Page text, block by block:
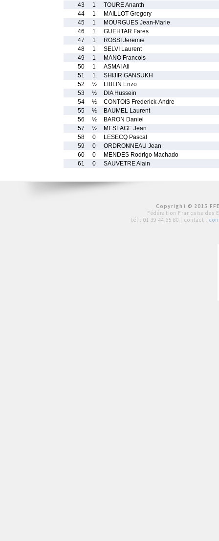
43
1
TOURE Ananth
44
1
MAILLOT Gregory
45
1
MOURGUES Jean-Marie
46
1
GUEHTAR Fares
47
1
ROSSI Jeremie
48
1
SELVI Laurent
49
1
MANO Francois
50
1
ASMAI Ali
51
1
SHIJIR GANSUKH
52
½
LIBLIN Enzo
53
½
DIA Hussein
54
½
CONTOIS Frederick-Andre
55
½
BAUMEL Laurent
56
½
BARON Daniel
57
½
MESLAGE Jean
58
0
LESECQ Pascal
59
0
ORDRONNEAU Jean
60
0
MENDES Rodrigo Machado
61
0 SAUVETRE Alain
Copyright © 2015
Fédération Française des
tél : 01 39 44 65 80 | contact :